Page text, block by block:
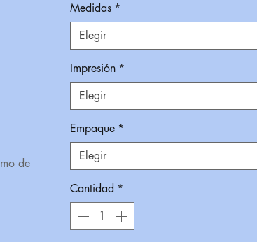
de
Medidas *
Elegir
Impresión *
Elegir
Empaque *
Elegir
Cantidad *